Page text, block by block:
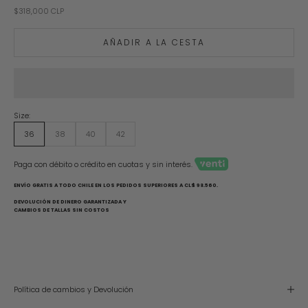
Precio de oferta
$318,000 CLP
AÑADIR A LA CESTA
Size:
36
38 40 42
Paga con débito o crédito en cuotas y sin interés.
ENVÍO GRATIS A TODO CHILE EN LOS PEDIDOS SUPERIORES A CL$ 98.560.
DEVOLUCIÓN DE DINERO GARANTIZADA Y
CAMBIOS DE TALLAS SIN COSTOS
Política de cambios y Devolución